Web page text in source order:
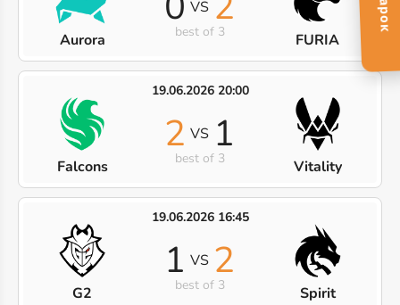
Aurora
VS
best of 3 FURIA
19.06.2026 20:00
Falcons
2 VS 1
best of 3 Vitality
19.06.2026 16:45
G2
1 VS 2
best of 3 Spirit